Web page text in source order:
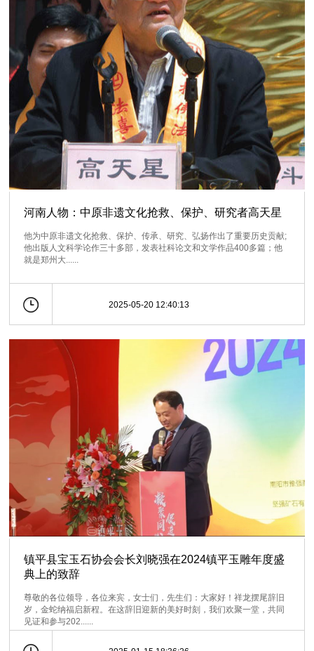
河南人物：中原非遗文化抢救、保护、研究者高天星
他为中原非遗文化抢救、保护、传承、研究、弘扬作出了重要历史贡献;
他出版人文科学论作三十多部，发表社科论文和文学作品400多篇；他
就是郑州大......
2025-05-20 12:40:13
镇平县宝玉石协会会长刘晓强在2024镇平玉雕年度盛
典上的致辞
尊敬的各位领导，各位来宾，女士们，先生们：大家好！祥龙摆尾辞旧
岁，金蛇纳福启新程。在这辞旧迎新的美好时刻，我们欢聚一堂，共同
见证和参与202......